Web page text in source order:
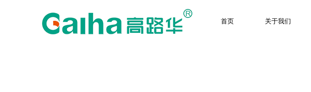
首页 关于我们